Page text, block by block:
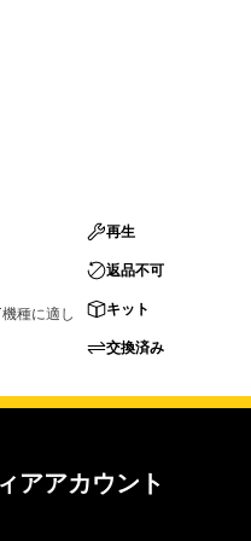
種に適し
再生
返品不可
キット
交換済み
アアカウント